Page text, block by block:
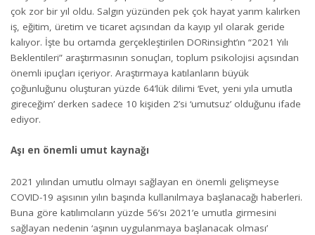
çok zor bir yıl oldu. Salgın yüzünden pek çok hayat yarım kalırken
iş, eğitim, üretim ve ticaret açısından da kayıp yıl olarak geride
kalıyor. İşte bu ortamda gerçekleştirilen DORinsight’ın “2021 Yılı
Beklentileri” araştırmasının sonuçları, toplum psikolojisi açısından
önemli ipuçları içeriyor. Araştırmaya katılanların büyük
çoğunluğunu oluşturan yüzde 64’lük dilimi ‘Evet, yeni yıla umutla
gireceğim’ derken sadece 10 kişiden 2’si ‘umutsuz’ olduğunu ifade
ediyor.
Aşı en önemli umut kaynağı
2021 yılından umutlu olmayı sağlayan en önemli gelişmeyse
COVID-19 aşısının yılın başında kullanılmaya başlanacağı haberleri.
Buna göre katılımcıların yüzde 56’sı 2021’e umutla girmesini
sağlayan nedenin ‘aşının uygulanmaya başlanacak olması’